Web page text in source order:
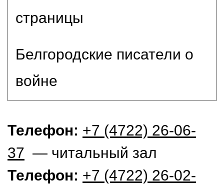
страницы
Белгородские писатели о
войне
Телефон: +7 (4722) 26-06-
37 — читальный зал
Телефон: +7 (4722) 26-02-